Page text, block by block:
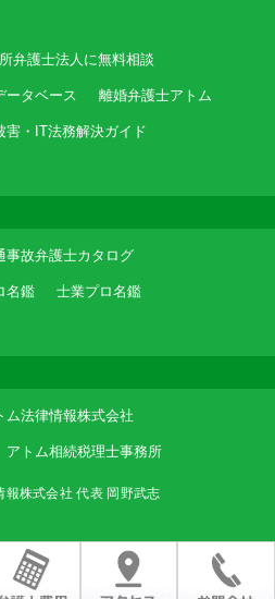
弁護士法人に無料相談
ータベース 離婚弁護士アトム
害・IT法務解決ガイド
事故弁護士カタログ
名鑑 士業プロ名鑑
ム法律情報株式会社
アトム相続税理士事務所
株式会社 代表 岡野武志